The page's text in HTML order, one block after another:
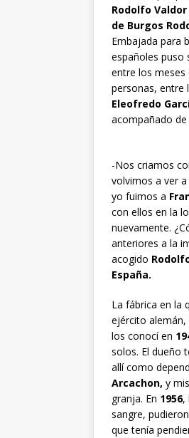
Rodolfo
de Burgos
Embajada para
españoles puso
entre los meses
personas, entre
Eleofredo
acompañado
-Nos criamos
volvimos a ver
yo fuimos a
con ellos en la
nuevamente.
anteriores a la
acogido
España.
La fábrica en la
ejército
los conocí en
solos. El dueño
allí como
Arcachon, y
granja. En 1956,
sangre,
que tenía